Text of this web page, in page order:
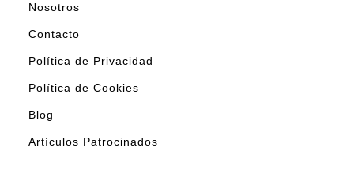
Nosotros
Contacto
Política de Privacidad
Política de Cookies
Blog
Artículos Patrocinados